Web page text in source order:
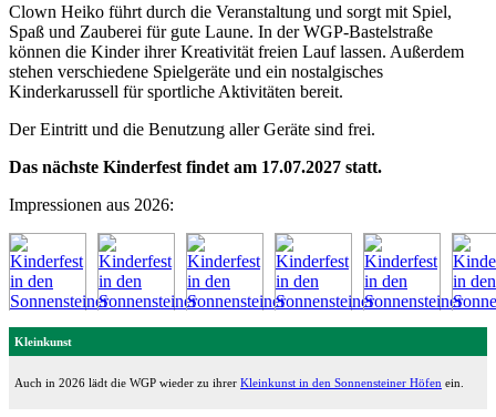
Clown Heiko führt durch die Veranstaltung und sorgt mit Spiel,
Spaß und Zauberei für gute Laune. In der WGP-Bastelstraße
können die Kinder ihrer Kreativität freien Lauf lassen. Außerdem
stehen verschiedene Spielgeräte und ein nostalgisches
Kinderkarussell für sportliche Aktivitäten bereit.
Der Eintritt und die Benutzung aller Geräte sind frei.
Das nächste Kinderfest findet am 17.07.2027 statt.
Impressionen aus 2026:
Kleinkunst
Auch in 2026 lädt die WGP wieder zu ihrer Kleinkunst in den Sonnensteiner Höfen ein.